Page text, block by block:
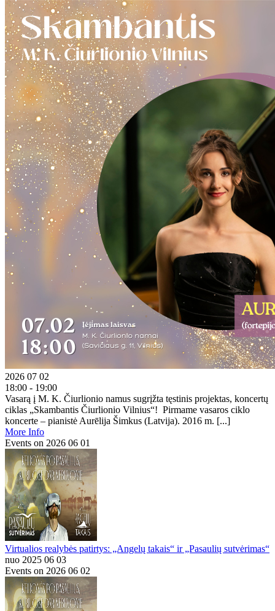
2026 07 02
18:00 - 19:00
Vasarą į M. K. Čiurlionio namus sugrįžta tęstinis projektas, koncertų
ciklas „Skambantis Čiurlionio Vilnius“! Pirmame vasaros ciklo
koncerte – pianistė Aurēlija Šimkus (Latvija). 2016 m. [...]
More Info
Events on 2026 06 01
Virtualios realybės patirtys: „Angelų takais“ ir „Pasaulių sutvėrimas“
nuo 2025 06 03
Events on 2026 06 02